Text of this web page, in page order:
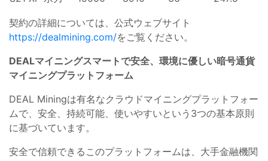
契約の詳細については、公式ウェブサイト
https://dealmining.com/をご覧ください。
DEALマイニングスマートで安全、環境に優しい暗号通貨
マイニングプラットフォーム
DEAL Miningは有名なクラウドマイニングプラットフォー
ムで、安全、持続可能、使いやすいという3つの基本原則
に基づいています。
安全で信頼できるこのプラットフォームは、大手金融機関